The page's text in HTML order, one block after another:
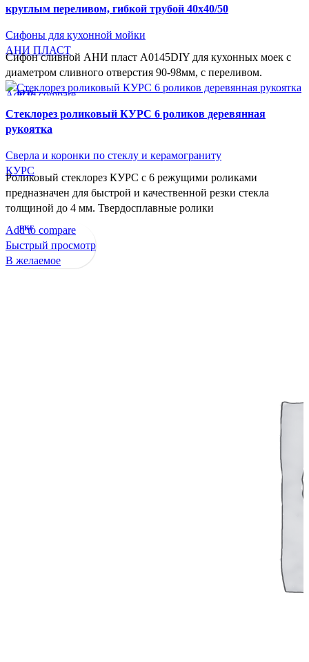
круглым переливом, гибкой трубой 40х40/50
Сифоны для кухонной мойки
АНИ ПЛАСТ
Сифон сливной АНИ пласт A0145DIY для кухонных моек с
диаметром сливного отверстия 90-98мм, с переливом.
КУРС
Add to compare
Быстрый просмотр
В желаемое
Cтеклорез роликовый КУРС 6 роликов деревянная
рукоятка
Сверла и коронки по стеклу и керамограниту
КУРС
Роликовый стеклорез КУРС с 6 режущими роликами
предназначен для быстрой и качественной резки стекла
толщиной до 4 мм. Твердосплавные ролики
EKF
Add to compare
Быстрый просмотр
В желаемое